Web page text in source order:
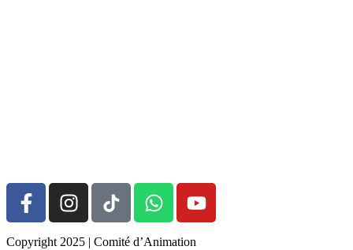
Copyright 2025 | Comité d’Animation